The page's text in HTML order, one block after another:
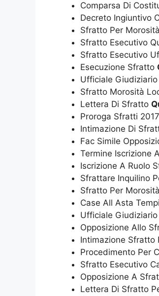
Comparsa Di
Decreto Ingiuntivo
Sfratto Per
Sfratto Esecutivo
Sfratto Esecutivo
Esecuzione Sfratto
Ufficiale
Sfratto Morosità
Lettera Di Sfratto
Proroga Sfratti 2017
Intimazione Di
Fac Simile
Termine Iscrizione
Iscrizione A Ruolo
Sfrattare Inquilino
Sfratto Per
Case All Asta
Ufficiale
Opposizione Allo
Intimazione Sfratto
Procedimento Per
Sfratto Esecutivo
Opposizione A
Lettera Di Sfratto